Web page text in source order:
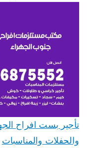
والحفلات والمناسبات